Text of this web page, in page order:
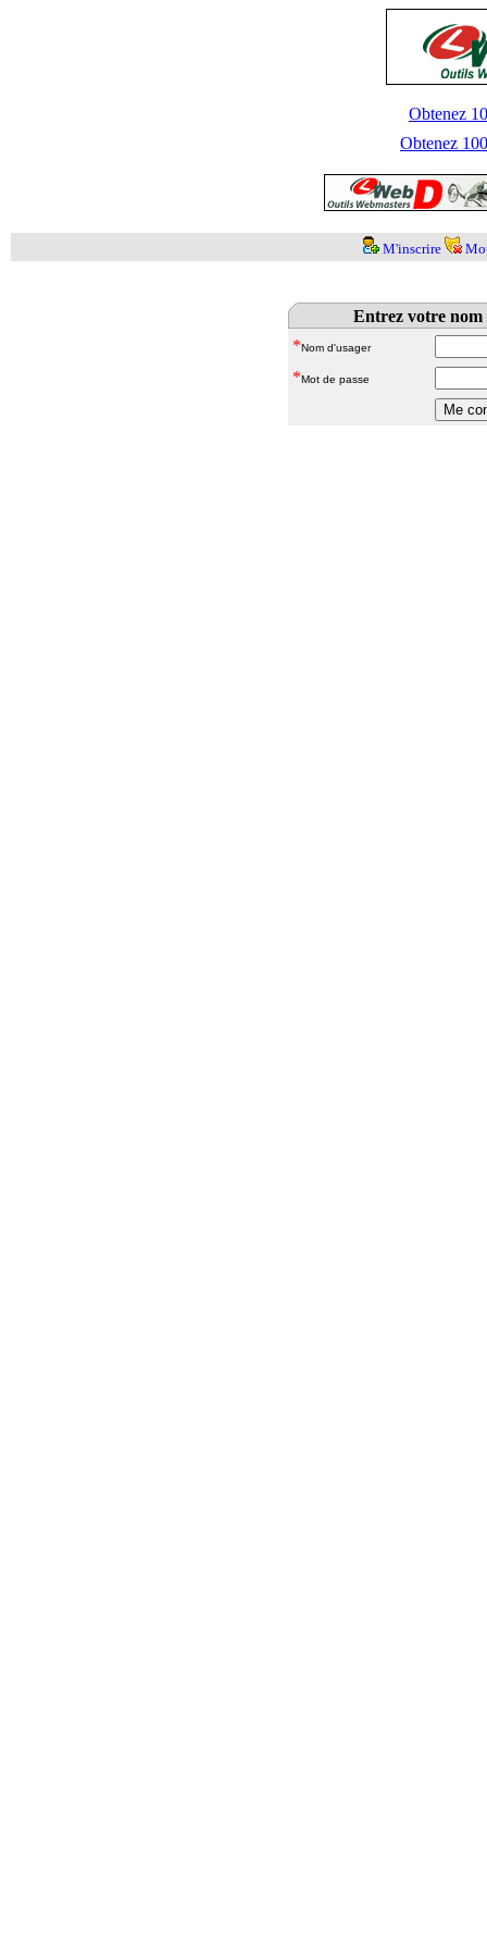
Obtenez
Obtenez
M'inscrire
Entrez votre nom
*Nom d'usager
*Mot de passe